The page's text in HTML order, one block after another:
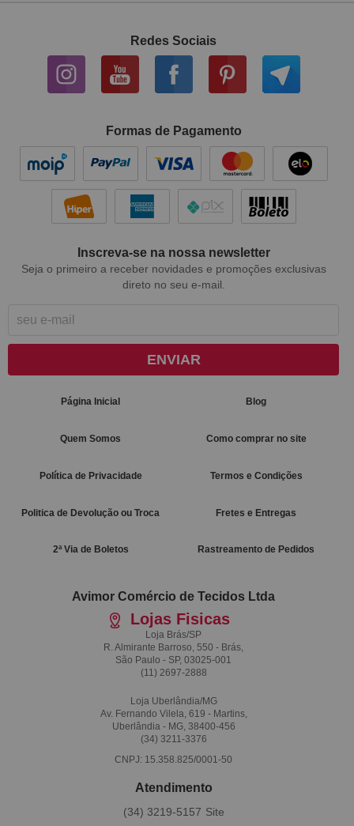
Redes Sociais
Formas de Pagamento
Inscreva-se na nossa newsletter
Seja o primeiro a receber novidades e promoções exclusivas
direto no seu e-mail.
ENVIAR
Página Inicial Blog
Quem Somos Como comprar no site
Política de Privacidade Termos e Condições
Politica de Devolução ou Troca Fretes e Entregas
2ª Via de Boletos Rastreamento de Pedidos
Avimor Comércio de Tecidos Ltda
Lojas Fisicas
Loja Brás/SP
R. Almirante Barroso, 550 - Brás,
São Paulo - SP, 03025-001
(11) 2697-2888
Loja Uberlândia/MG
Av. Fernando Vilela, 619 - Martins,
Uberlândia - MG, 38400-456
(34) 3211-3376
CNPJ: 15.358.825/0001-50
Atendimento
(34) 3219-5157